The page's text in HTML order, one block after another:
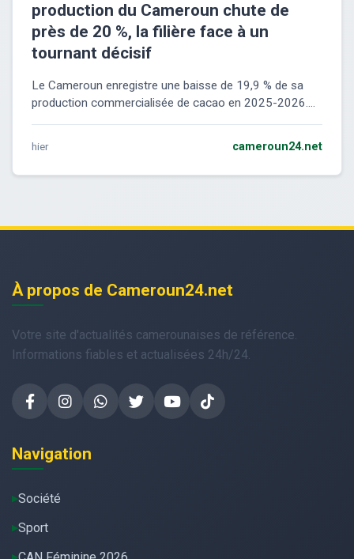
production du Cameroun chute de
près de 20 %, la filière face à un
tournant décisif
Le Cameroun enregistre une baisse de 19,9 % de sa
production commercialisée de cacao en 2025-2026....
hier cameroun24.net
À propos de Cameroun24.net
Votre site d'actualités camerounaises de référence.
Informations fiables et actualisées 24h/24.
Navigation
Société
Sport